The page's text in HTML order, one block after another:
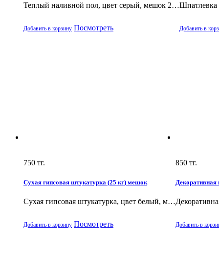
Теплый наливной пол, цвет серый, мешок 2…
Добавить в корзину Посмотреть
Шпатлевка
Добавить в
750 тг.
Сухая гипсовая штукатурка (25 кг) мешок
Сухая гипсовая штукатурка, цвет белый, м…
Добавить в корзину Посмотреть
850 тг.
Добавить в